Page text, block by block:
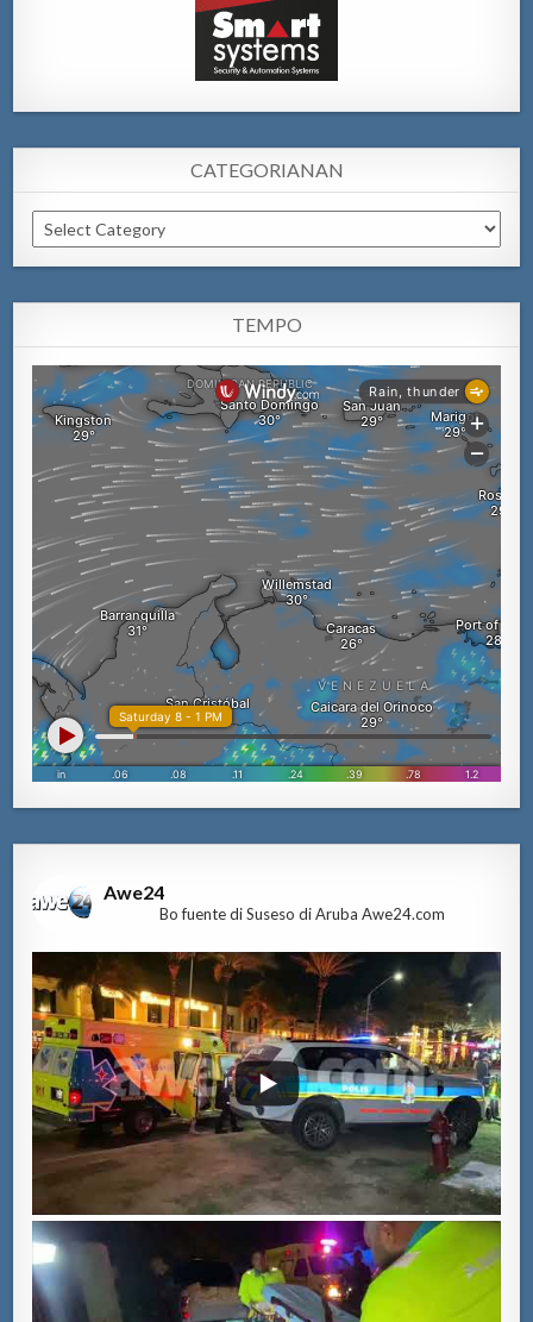
CATEGORIANAN
Categorianan
TEMPO
Awe24
Bo fuente di Suseso di Aruba Awe24.com